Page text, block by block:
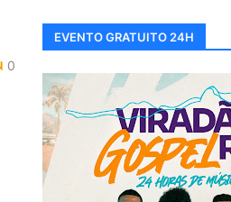
0
EVENTO GRATUITO 24H